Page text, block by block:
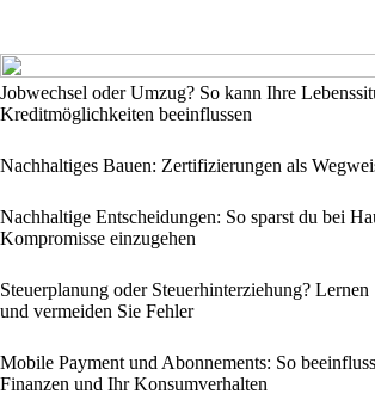
Jobwechsel oder Umzug? So kann Ihre
Kreditmöglichkeiten beeinflussen
Nachhaltiges Bauen: Zertifizierungen als
Nachhaltige Entscheidungen: So sparst du bei
Kompromisse einzugehen
Steuerplanung oder Steuerhinterziehung?
und vermeiden Sie Fehler
Mobile Payment und Abonnements: So
Finanzen und Ihr Konsumverhalten